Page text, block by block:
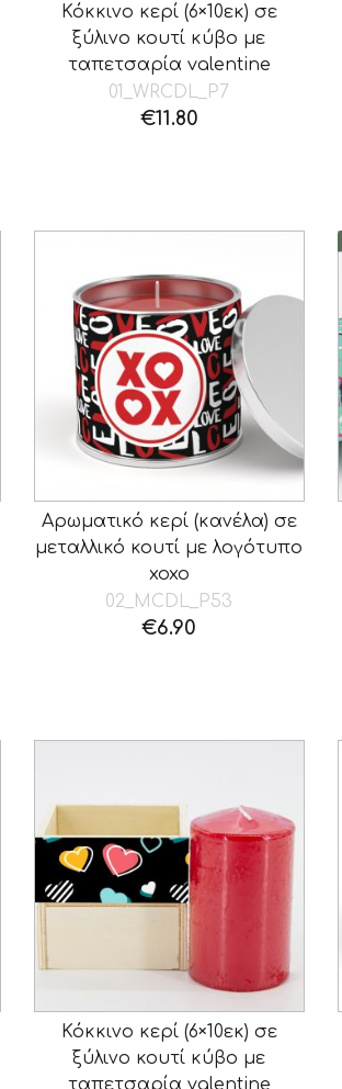
Κόκκινο κερί (6×10εκ) σε
ξύλινο κουτί κύβο με
ταπετσαρία valentine
01_WRCDL_P7
€11.80
Αρωματικό κερί (κανέλα) σε
μεταλλικό κουτί με λογότυπο
xoxo
02_ΜCDL_P53
€6.90
Κόκκινο κερί (6×10εκ) σε
ξύλινο κουτί κύβο με
ταπετσαρία valentine